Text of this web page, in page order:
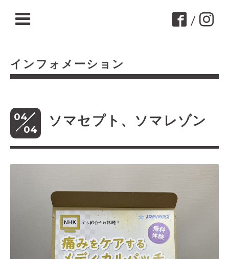
/
インフォメーション
04
04
ソマセプト、ソマレゾン